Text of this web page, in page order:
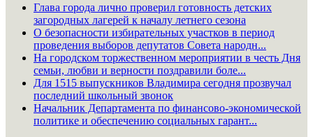
Глава города лично проверил готовность детских
загородных лагерей к началу летнего сезона
О безопасности избирательных участков в период
проведения выборов депутатов Совета народн...
На городском торжественном мероприятии в честь Дня
семьи, любви и верности поздравили боле...
Для 1515 выпускников Владимира сегодня прозвучал
последний школьный звонок
Начальник Департамента по финансово-экономической
политике и обеспечению социальных гарант...